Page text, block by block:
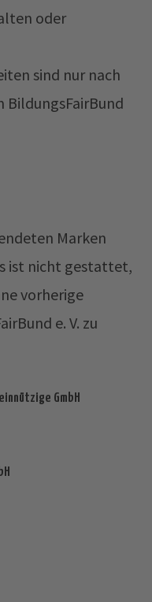
oder
sind nur nach
Marken
ist nicht gestattet,
vorherige
e. V. zu
GmbH